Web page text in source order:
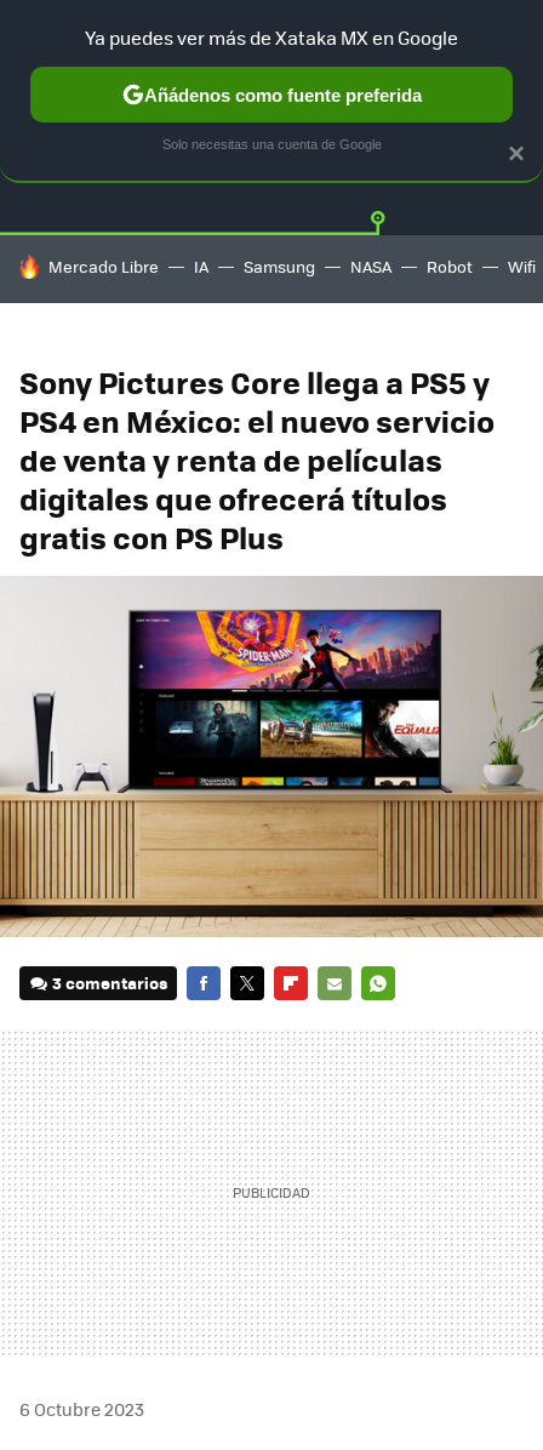
Twitter
HOY SE HABLA DE
Mercado Libre IA Samsung NASA Robot Wifi
Sony Pictures Core llega a PS5 y
PS4 en México: el nuevo servicio
de venta y renta de películas
digitales que ofrecerá títulos
gratis con PS Plus
3 comentarios
MAIL
6 Octubre 2023
×
Ya puedes ver más de Xataka MX en Google
Añádenos como fuente preferida
Solo necesitas una cuenta de Google